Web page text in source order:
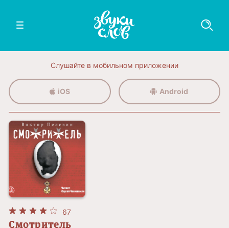
Слушайте в мобильном приложении
iOS Android
67
Смотритель